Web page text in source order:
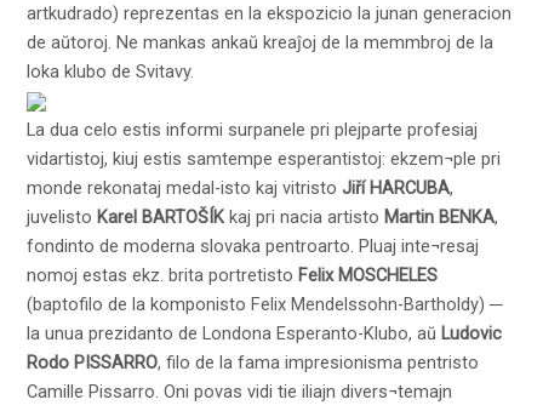
artkudrado) reprezentas en la ekspozicio la junan generacion
de aŭtoroj. Ne mankas ankaŭ kreaĵoj de la memmbroj de la
loka klubo de Svitavy.
La dua celo estis informi surpanele pri plejparte profesiaj
vidartistoj, kiuj estis samtempe esperantistoj: ekzem¬ple pri
monde rekonataj medal-isto kaj vitristoJiří HARCUBA,
juvelisto Karel BARTOŠÍKkaj pri nacia artisto Martin BENKA,
fondinto de moderna slovaka pentroarto. Pluaj inte¬resaj
nomoj estas ekz. brita portretisto Felix MOSCHELES
(baptofilo de la komponisto Felix Mendelssohn-Bartholdy) ─
la unua prezidanto de Londona Esperanto-Klubo, aŭ Ludovic
Rodo PISSARRO, filo de la fama impresionisma pentristo
Camille Pissarro. Oni povas vidi tie iliajn divers¬temajn